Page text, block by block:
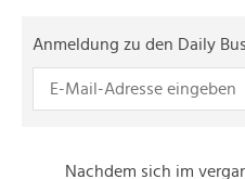
Anmeldung zu den Daily
Nachdem sich im